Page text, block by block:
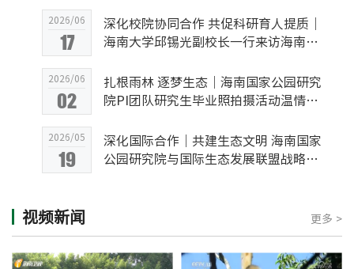
2026/06
17
深化校院协同合作 共促科研育人提质｜
海南大学邱锡光副校长一行来访海南国
2026/06
02
扎根雨林 逐梦生态｜海南国家公园研究
院PI团队研究生毕业照拍摄活动温情落
2026/05
19
深化国际合作｜共建生态文明 海南国家
公园研究院与国际生态发展联盟战略合
视频新闻 更多 >